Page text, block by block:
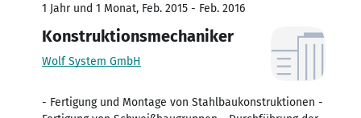
1 Jahr und 1 Monat, Feb. 2015 - Feb. 2016
Konstruktionsmechaniker
Wolf System GmbH
- Fertigung und Montage von Stahlbaukonstruktionen -